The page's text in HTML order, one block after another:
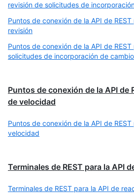
revisión de solicitudes de
Puntos de conexión de la API de
revisión
Puntos de conexión de la API de
solicitudes de incorporación de
Puntos de conexión de la API de
de velocidad
Puntos de conexión de la API de
velocidad
Terminales de REST para la API
Terminales de REST para la API de